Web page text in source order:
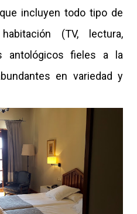
incluyen todo tipo de
(TV, lectura,
antológicos fieles a la
en variedad y